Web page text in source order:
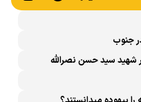
جنوب
شهید سید حسن نصرالله